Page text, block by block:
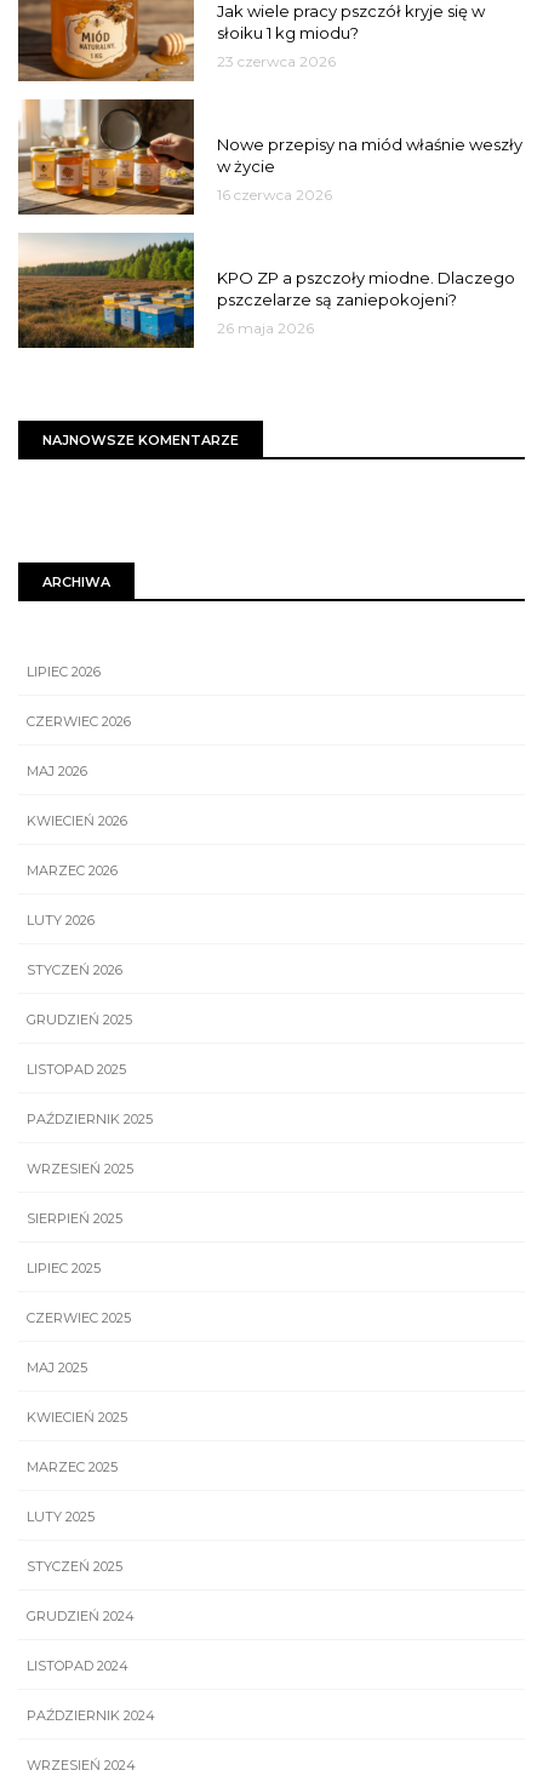
Jak wiele pracy pszczół kryje się w
słoiku 1 kg miodu?
23 czerwca 2026
Nowe przepisy na miód właśnie weszły
w życie
16 czerwca 2026
KPO ZP a pszczoły miodne. Dlaczego
pszczelarze są zaniepokojeni?
26 maja 2026
NAJNOWSZE KOMENTARZE
ARCHIWA
LIPIEC 2026
CZERWIEC 2026
MAJ 2026
KWIECIEŃ 2026
MARZEC 2026
LUTY 2026
STYCZEŃ 2026
GRUDZIEŃ 2025
LISTOPAD 2025
PAŹDZIERNIK 2025
WRZESIEŃ 2025
SIERPIEŃ 2025
LIPIEC 2025
CZERWIEC 2025
MAJ 2025
KWIECIEŃ 2025
MARZEC 2025
LUTY 2025
STYCZEŃ 2025
GRUDZIEŃ 2024
LISTOPAD 2024
PAŹDZIERNIK 2024
WRZESIEŃ 2024